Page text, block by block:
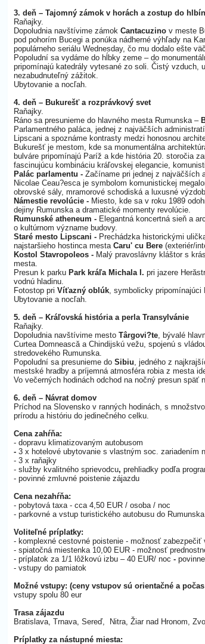
3. deň – Tajomný zámok v horách a zostup do
Raňajky.
Dopoludnia navštívime zámok Cantacuzino v meste
pod pohorím Bucegi a ponúka nádherné výhľady na
populárneho seriálu Wednesday, čo mu dodalo ešte
Popoludní sa vydáme do hĺbky zeme – do
pripomínajú katedrály vytesané zo soli. Čistý vzduch,
nezabudnuteľný zážitok.
Ubytovanie a nocľah.
4. deň – Bukurešť a rozprávkový svet
Raňajky.
Ráno sa presunieme do hlavného mesta Rumunska –
Parlamentného paláca, jednej z najväčších
Lipscani a spoznáme kontrasty medzi honosnou
Bukurešť je mestom, kde sa monumentálna
bulváre pripomínajú Paríž a kde história 20. storočia
fascinujúcu kombináciu kráľovskej elegancie,
Palác parlamentu - Začíname pri jednej z najväčších
Nicolae Ceau?esca je symbolom komunistickej
obrovské sály, mramorové schodiská a luxusné
Námestie revolúcie - Miesto, kde sa v roku 1989
dejiny Rumunska a dramatické momenty revolúcie.
Rumunské atheneum - Elegantná koncertná sieň a
o kultúrnom význame budovy.
Staré mesto Lipscani - Prechádzka historickými
najstaršieho hostinca mesta Caru' cu Bere (exteriér/
Kostol Stavropoleos - Malý pravoslávny kláštor s
mesta.
Presun k parku Park kráľa Michala I. pri jazere
vodnú hladinu.
Fotostop pri Víťazný oblúk, symbolicky pripomínajúci
Ubytovanie a nocľah.
5. deň – Kráľovská história a perla Transylvánie
Raňajky.
Dopoludnia navštívime mesto Târgovi?te, bývalé
Curtea Domnească a Chindijskú vežu, spojenú s
stredovekého Rumunska.
Popoludní sa presunieme do Sibiu, jedného z
mestské hradby a príjemná atmosféra robia z mesta
Vo večerných hodinách odchod na nočný presun späť
6. deň – Návrat domov
Príchod na Slovensko v ranných hodinách, s
prírodu a históriu do jedinečného celku.
Cena zahŕňa:
- dopravu klimatizovaným autobusom
- 3 x hotelové ubytovanie s vlastným soc. zariadením
- 3 x raňajky
- služby kvalitného sprievodcu, prehliadky podľa
- povinné zmluvné poistenie zájazdu
Cena nezahŕňa:
- pobytová taxa - cca 4,50 EUR / osoba / noc
- parkovné a vstup turistického autobusu do
Voliteľné príplatky:
- komplexné cestovné poistenie - možnosť zabezpečiť
- spiatočná miestenka 10,00 EUR - možnosť
- príplatok za 1/1 lôžkovú izbu – 40 EUR/ noc -
- vstupy do pamiatok
Možné vstupy: (ceny vstupov sú orientačné a
vstupy spolu 80 eur
Trasa zájazdu
Bratislava, Trnava, Sereď, Nitra, Žiar nad Hronom,
Príplatky za nástupné miesta: